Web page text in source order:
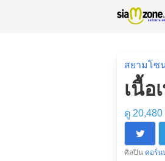
สยามโซ
เนื้อ
ดู
ศิลปิน คอร์น